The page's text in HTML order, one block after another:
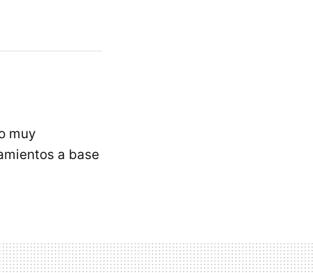
muy
a base